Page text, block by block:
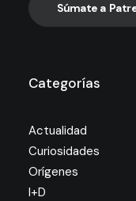
Súmate a
Categorías
Actualidad
Curiosidades
Orígenes
I+D